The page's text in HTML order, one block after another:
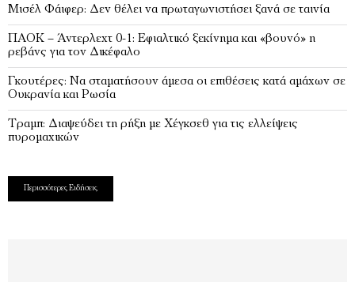
Μισέλ Φάιφερ: Δεν θέλει να πρωταγωνιστήσει ξανά σε ταινία
ΠΑΟΚ – Άντερλεχτ 0-1: Εφιαλτικό ξεκίνημα και «βουνό» η
ρεβάνς για τον Δικέφαλο
Γκουτέρες: Να σταματήσουν άμεσα οι επιθέσεις κατά αμάχων σε
Ουκρανία και Ρωσία
Τραμπ: Διαψεύδει τη ρήξη με Χέγκσεθ για τις ελλείψεις
πυρομαχικών
Περισσότερες Ειδήσεις